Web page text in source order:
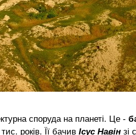
споруда на планеті. Це -
років. Її бачив Ісус Навін зі